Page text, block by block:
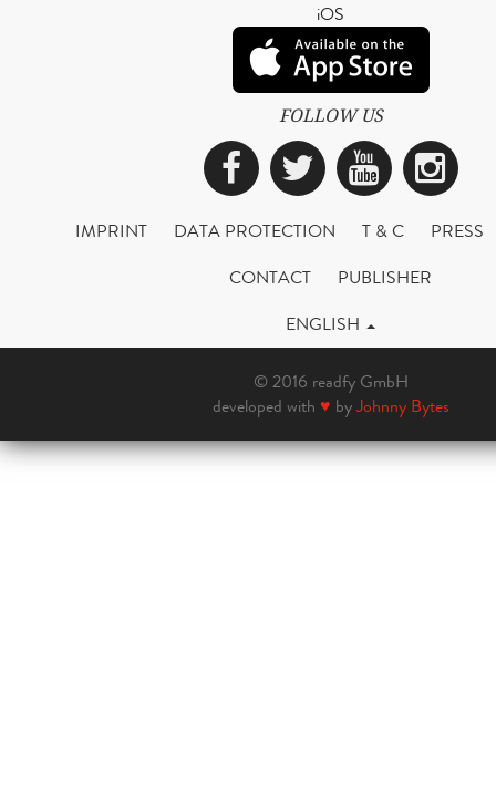
iOS
FOLLOW US
Facebook
Twitter
IMPRINT DATA PROTECTION T & C
PRESS
CONTACT
PUBLISHER
ENGLISH
© 2016 readfy GmbH
developed with ♥ byJohnny Bytes